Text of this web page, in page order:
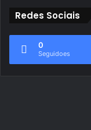
Redes Sociais
0
Seguidoes